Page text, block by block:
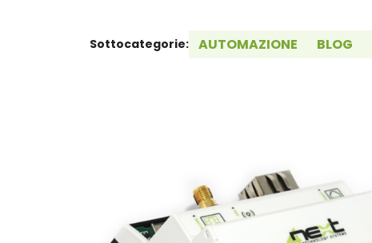
Sottocategorie: AUTOMAZIONE BLOG